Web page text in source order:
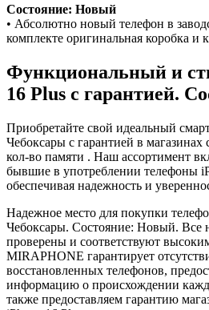
Состояние: Новый
• Абсолютно новый телефон в
комплекте оригинальная коробка и
Функциональный и
16 Plus с гарантией.
Приобретайте свой идеальный
Чебоксары с гарантией в
кол-во памяти . Наш ассортимент
бывшие в употреблении телефоны
обеспечивая надежность и
Надежное место для покупки
Чебоксары. Состояние: Новый. Все
проверены и соответствуют
MIRAPHONE гарантирует
восстановленных телефонов,
информацию о происхождении
также предоставляем гарантию